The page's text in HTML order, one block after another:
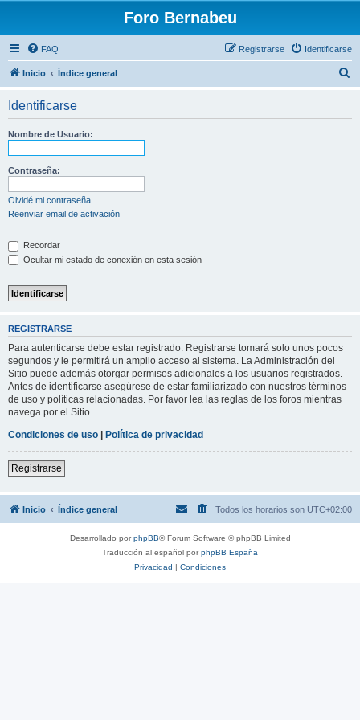
Foro Bernabeu
FAQ Identificarse
Registrarse
Inicio Índice general
Identificarse
Nombre de Usuario:
Contraseña:
Olvidé mi contraseña
Reenviar email de activación
Recordar
Ocultar mi estado de conexión en esta sesión
REGISTRARSE
Para autenticarse debe estar registrado. Registrarse tomará solo unos pocos
segundos y le permitirá un amplio acceso al sistema. La Administración del
Sitio puede además otorgar permisos adicionales a los usuarios registrados.
Antes de identificarse asegúrese de estar familiarizado con nuestros términos
de uso y políticas relacionadas. Por favor lea las reglas de los foros mientras
navega por el Sitio.
Condiciones de uso | Política de privacidad
Registrarse
Inicio Índice general Todos los horarios son UTC+02:00
Desarrollado porphpBB® Forum Software © phpBB Limited
Traducción al español porphpBB España
Privacidad | Condiciones